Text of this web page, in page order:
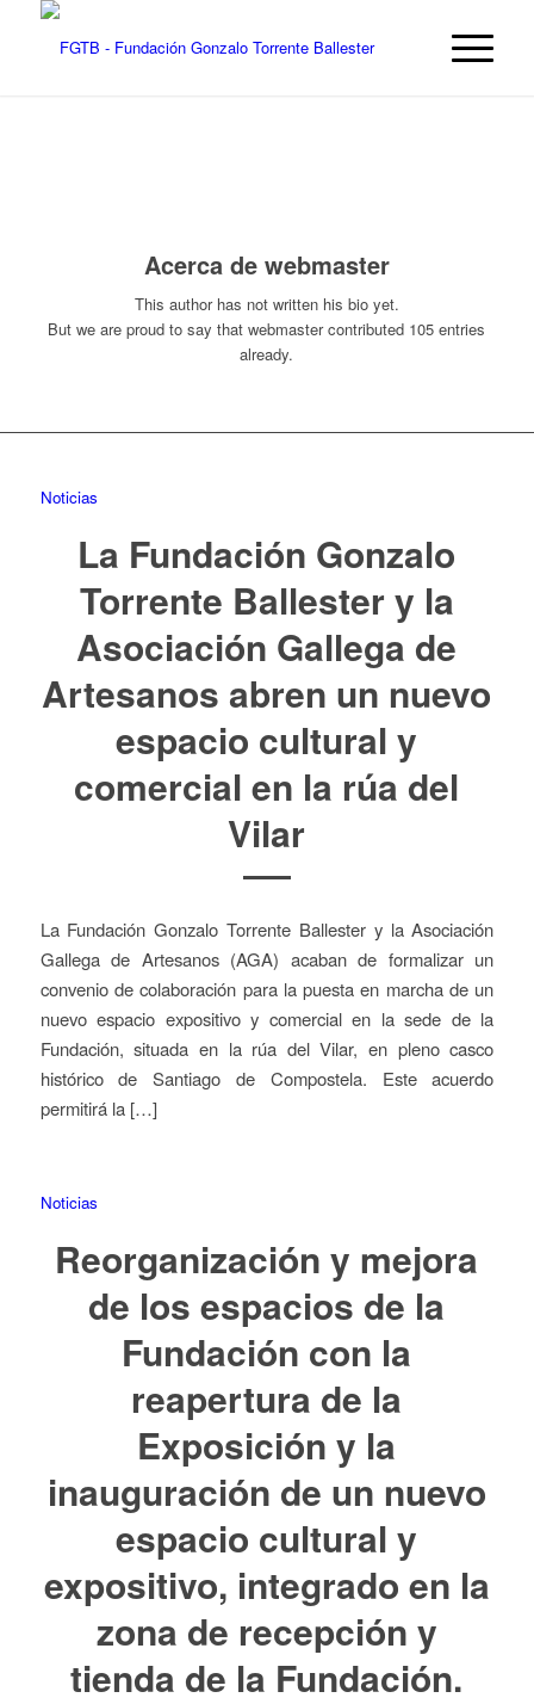
Acerca de webmaster
This author has not written his bio yet.
But we are proud to say thatwebmastercontributed 105 entries
already.
Noticias
La Fundación Gonzalo
Torrente Ballester y la
Asociación Gallega de
Artesanos abren un nuevo
espacio cultural y
comercial en la rúa del
Vilar
La Fundación Gonzalo Torrente Ballester y la Asociación
Gallega de Artesanos (AGA) acaban de formalizar un
convenio de colaboración para la puesta en marcha de un
nuevo espacio expositivo y comercial en la sede de la
Fundación, situada en la rúa del Vilar, en pleno casco
histórico de Santiago de Compostela. Este acuerdo
permitirá la […]
Noticias
Reorganización y mejora
de los espacios de la
Fundación con la
reapertura de la
Exposición y la
inauguración de un nuevo
espacio cultural y
expositivo, integrado en la
zona de recepción y
tienda de la Fundación.